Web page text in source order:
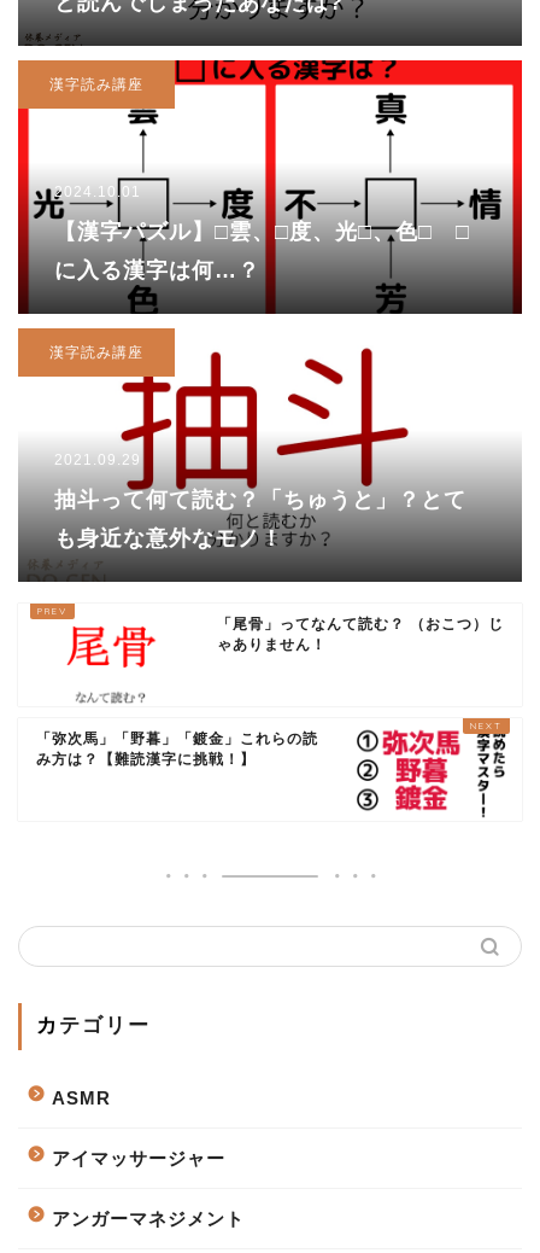
漢字読み講座
2024.10.01
【漢字パズル】□雲、□度、光□、色□ □
に入る漢字は何…？
漢字読み講座
2021.09.29
抽斗って何て読む？「ちゅうと」？とて
も身近な意外なモノ！
「尾骨」ってなんて読む？ （おこつ）じ
ゃありません！
「弥次馬」「野暮」「鍍金」これらの読
み方は？【難読漢字に挑戦！】
カテゴリー
ASMR
アイマッサージャー
アンガーマネジメント